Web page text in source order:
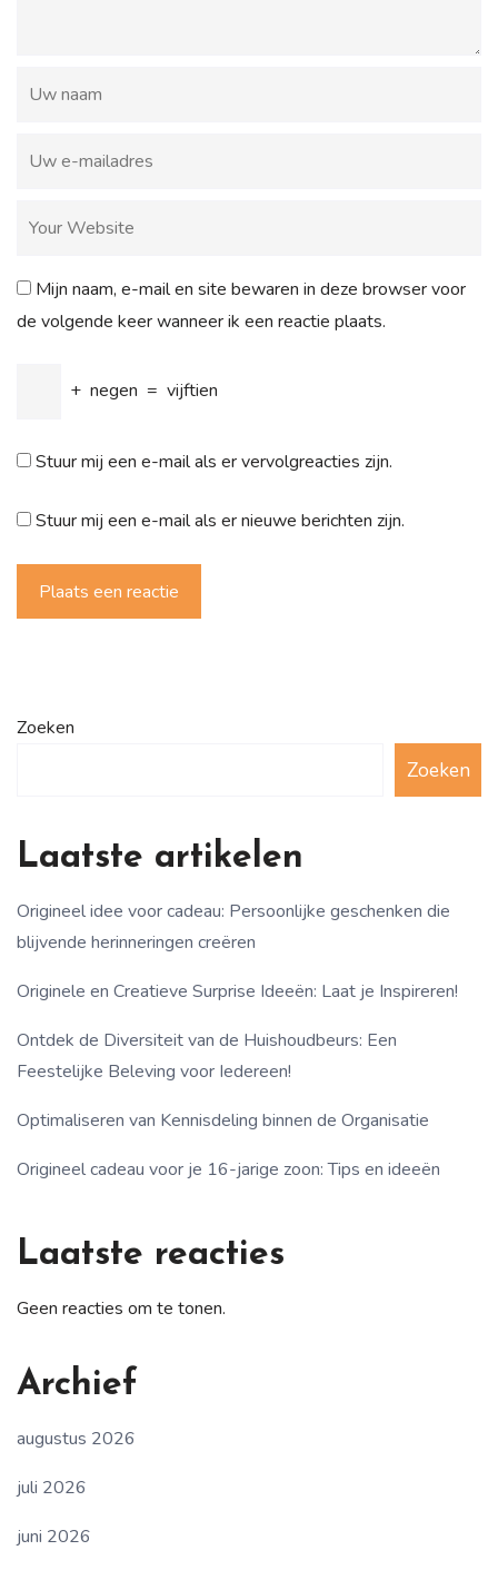
Mijn naam, e-mail en site bewaren in deze browser voor
de volgende keer wanneer ik een reactie plaats.
+ negen = vijftien
Stuur mij een e-mail als er vervolgreacties zijn.
Stuur mij een e-mail als er nieuwe berichten zijn.
Plaats een reactie
Zoeken
Zoeken
Laatste artikelen
Origineel idee voor cadeau: Persoonlijke geschenken die
blijvende herinneringen creëren
Originele en Creatieve Surprise Ideeën: Laat je Inspireren!
Ontdek de Diversiteit van de Huishoudbeurs: Een
Feestelijke Beleving voor Iedereen!
Optimaliseren van Kennisdeling binnen de Organisatie
Origineel cadeau voor je 16-jarige zoon: Tips en ideeën
Laatste reacties
Geen reacties om te tonen.
Archief
augustus 2026
juli 2026
juni 2026